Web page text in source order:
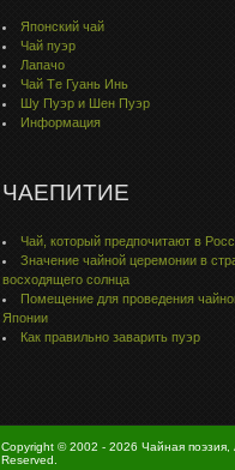
Японский чай
Чай пуэр
Лапачо
Чай Тe Гуaнь Инь
Шу Пуэр и Шен Пуэр
Информация
ЧАЕПИТИЕ
Чай, который предпочитают в
Значение чайной церемонии в
восходящего солнца
Помещение для проведения
Японии
Как правильно заварить пуэр
Copyright © 2002 - 2026 Чайная поэзия,
Reserved.